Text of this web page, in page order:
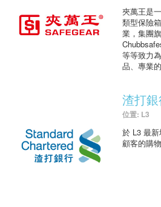
夾萬王是
類型保險
業，集團
等等致力
品、專業
渣打
位置: L3
於 L3 最
顧客的購